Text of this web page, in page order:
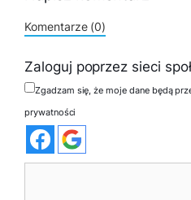
Komentarze (0)
Zaloguj poprzez sieci
Zgadzam się, że moje dane będą
prywatności